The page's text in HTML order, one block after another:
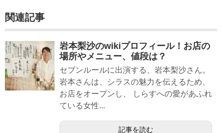
関連記事
岩本梨沙のwikiプロフィール！お店の
場所やメニュー、値段は？
セブンルールに出演する、岩本梨沙さん。
岩本さんは、シラスの魅力を伝えるため、
お店をオープンし、 しらすへの愛があふれ
ている女性...
記事を読む